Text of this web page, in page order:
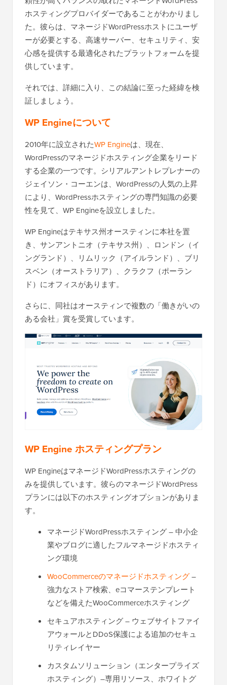
ホスティングプロバイダーであることがわかりまし
た。彼らは、マネージドWordPressホストにユーザ
ーが必要とする、高速サーバー、セキュリティ、安
心感を提供する最適化されたプラットフォームを提
供しています。
それでは、詳細に入り、この結論に至った経緯を検
証しましょう。
WP Engineについて
2010年に設立されたWP Engineは、現在、
WordPressのマネージドホスティング企業をリード
する企業の一つです。シリアルアントレプレナーの
ジェイソン・コーエンは、WordPressの人気の上昇
により、WordPressホスティングの専門知識の必要
性を見て、WP Engineを設立しました。
WP Engineはテキサス州オースティンに本社を置
き、サンアントニオ（テキサス州）、ロンドン（イ
ングランド）、リムリック（アイルランド）、ブリ
スベン（オーストラリア）、クラクフ（ポーラン
ド）にオフィスがあります。
さらに、同社はオースティンで複数の「働きがいの
ある会社」賞を受賞しています。
WP Engine ホスティングプラン
WP EngineはマネージドWordPressホスティングの
みを提供しています。彼らのマネージドWordPress
プランには以下のホスティングオプションがありま
す。
マネージドWordPressホスティング – 中小企
業やブログに適したフルマネージドホスティ
ング環境
WooCommerceのマネージドホスティング–
強力なストア検索、eコマーステンプレート
などを備えたWooCommerceホスティング
セキュアホスティング – ウェブサイトファイ
アウォールとDDoS保護による追加のセキュ
リティレイヤー
カスタムソリューション（エンタープライズ
ホスティング）–専用リソース、ホワイトグ